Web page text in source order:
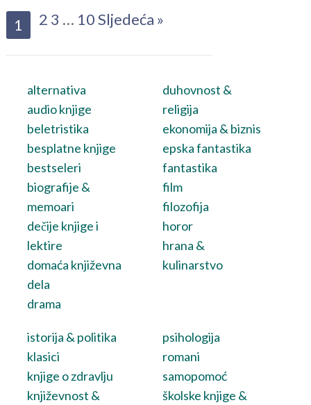
1 2 3 … 10Sljedeća »
alternativa
audio knjige
beletristika
besplatne knjige
bestseleri
biografije &
memoari
dečije knjige i
lektire
domaća književna
dela
drama
duhovnost &
religija
ekonomija & biznis
epska fantastika
fantastika
film
filozofija
horor
hrana &
kulinarstvo
istorija & politika
klasici
knjige o zdravlju
književnost &
psihologija
romani
samopomoć
školske knjige &